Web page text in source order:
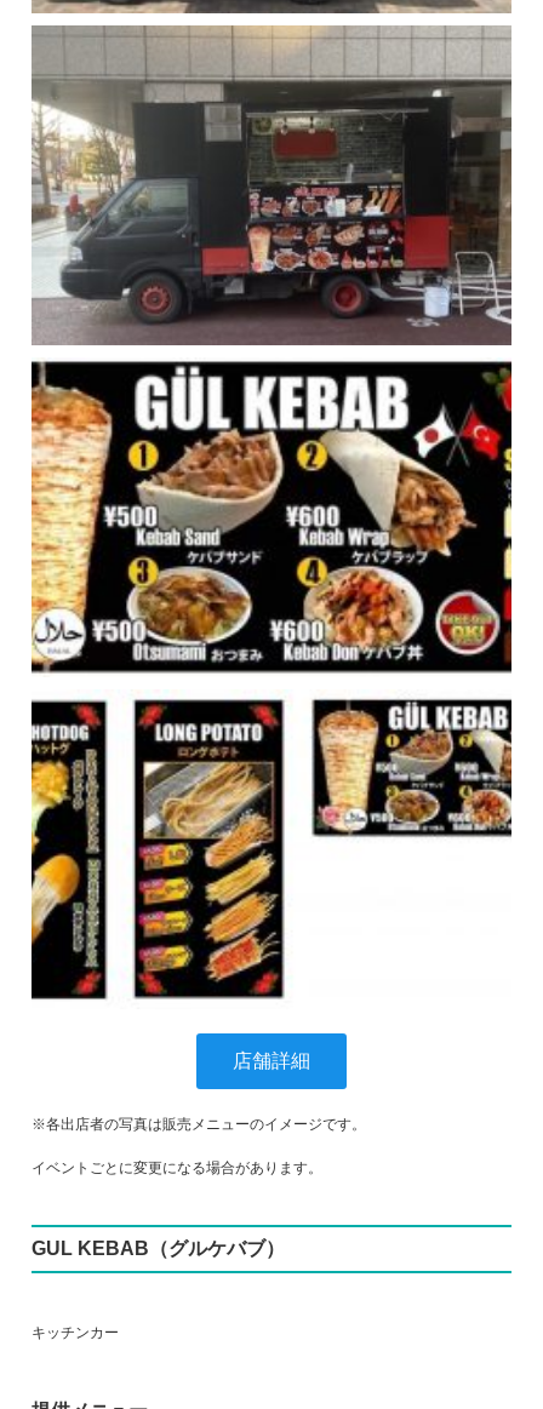
店舗詳細
※各出店者の写真は販売メニューのイメージです。
イベントごとに変更になる場合があります。
GUL KEBAB（グルケバブ）
キッチンカー